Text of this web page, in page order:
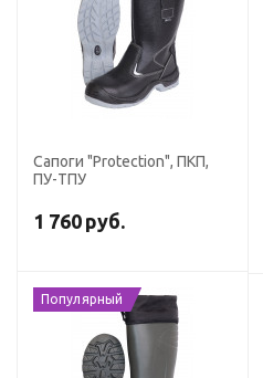
Сапоги "Protection", ПКП,
ПУ-ТПУ
1 760 руб.
Популярный